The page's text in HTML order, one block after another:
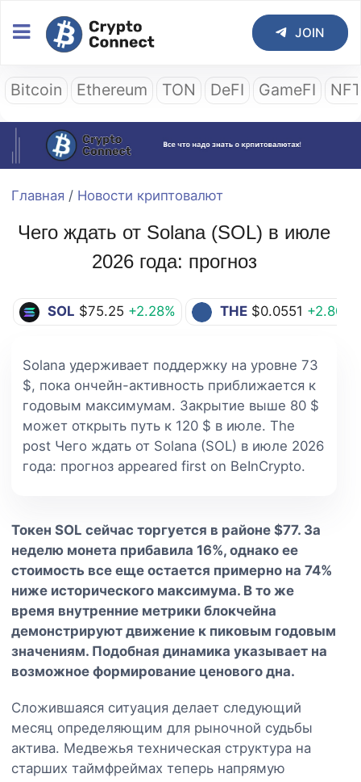
JOIN
Bitcoin Ethereum TON DeFI GameFI
Главная / Новости криптовалют
Чего ждать от Solana (SOL) в июле
2026 года: прогноз
SOL $75.25 +2.28% THE $0.0551 +2.80%
Solana удерживает поддержку на уровне 73
$, пока ончейн-активность приближается к
годовым максимумам. Закрытие выше 80 $
может открыть путь к 120 $ в июле. The
post Чего ждать от Solana (SOL) в июле 2026
года: прогноз appeared first on BeInCrypto.
Токен SOL сейчас торгуется в районе $77. За
неделю монета прибавила 16%, однако ее
стоимость все еще остается примерно на 74%
ниже исторического максимума. В то же
время внутренние метрики блокчейна
демонстрируют движение к пиковым годовым
значениям. Подобная динамика указывает на
возможное формирование ценового дна.
Сложившаяся ситуация делает следующий
месяц определяющим для рыночной судьбы
актива. Медвежья техническая структура на
старших таймфреймах теперь напрямую